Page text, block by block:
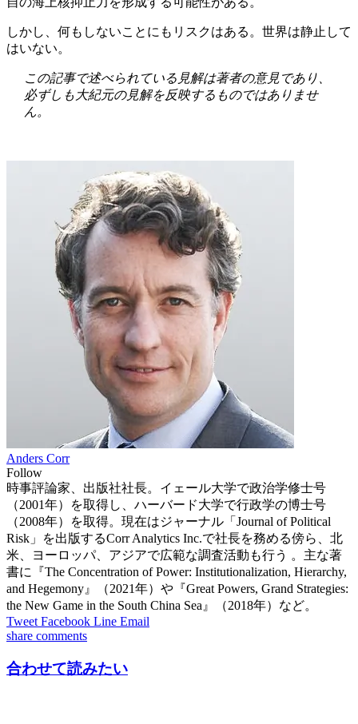
しかし、何もしないことにもリスクはある。世界は静止して
はいない。
この記事で述べられている見解は著者の意見であり、
必ずしも大紀元の見解を反映するものではありませ
ん。
Anders Corr
Follow
時事評論家、出版社社長。イェール大学で政治学修士号
（2001年）を取得し、ハーバード大学で行政学の博士号
（2008年）を取得。現在はジャーナル「Journal of Political
Risk」を出版するCorr Analytics Inc.で社長を務める傍ら、北
米、ヨーロッパ、アジアで広範な調査活動も行う 。主な著
書に『The Concentration of Power: Institutionalization, Hierarchy,
and Hegemony』（2021年）や『Great Powers, Grand Strategies:
the New Game in the South China Sea』（2018年）など。
Tweet Facebook Line Email
share comments
合わせて読みたい